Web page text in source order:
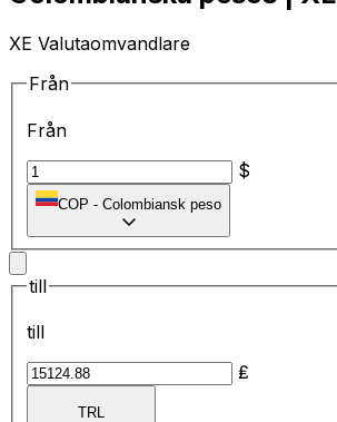
XE Valutaomvandlare
Från
Från
$
COP - Colombiansk peso
till
till
₤
TRL